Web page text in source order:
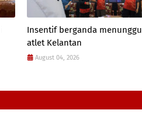
Insentif berganda menunggu
atlet Kelantan
August 04, 2026